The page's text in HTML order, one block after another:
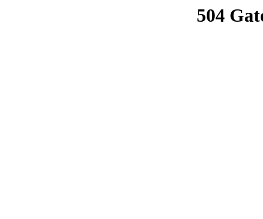
504